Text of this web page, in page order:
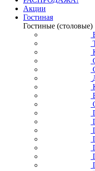
Акции
Гостиная
Гостиные (столовые)